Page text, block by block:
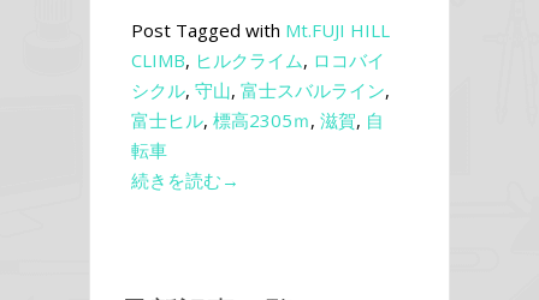
Post Tagged with Mt.FUJI HILL
CLIMB, ヒルクライム, ロコバイ
シクル, 守山, 富士スバルライン,
富士ヒル, 標高2305ｍ, 滋賀, 自
転車
続きを読む→